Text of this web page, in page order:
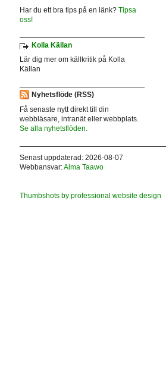
Har du ett bra tips på en länk? Tipsa
oss!
Kolla Källan
Lär dig mer om källkritik på Kolla
Källan
Nyhetsflöde (RSS)
Få senaste nytt direkt till din
webbläsare, intranät eller webbplats.
Se alla nyhetsflöden.
Senast uppdaterad: 2026-08-07
Webbansvar:Alma Taawo
Thumbshots by professional website design